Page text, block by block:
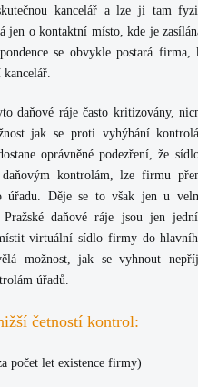
kancelář a lze ji tam
jen o kontaktní místo, kde je
se obvykle postará firma,
daňové ráje často kritizovány,
jak se proti vyhýbání
oprávněné podezření, že
kontrolám, lze firmu
úřadu. Děje se to však jen u
daňové ráje jsou jen
virtuální sídlo firmy do
možnost, jak se vyhnout
úřadů.
četností kontrol:
počet let existence firmy)